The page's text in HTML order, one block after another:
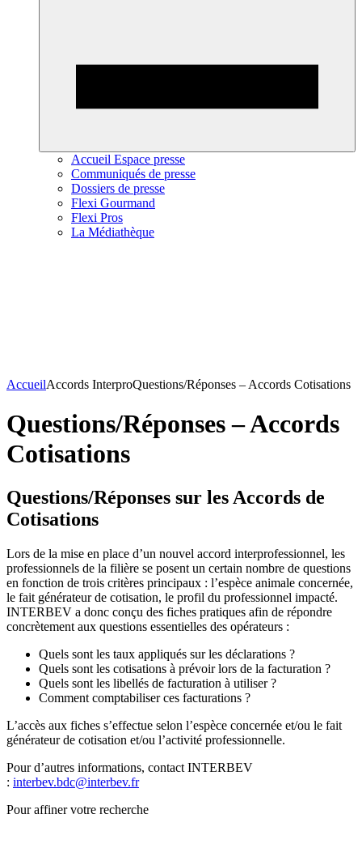
Accueil Espace presse
Communiqués de presse
Dossiers de presse
Flexi Gourmand
Flexi Pros
La Médiathèque
AccueilAccords InterproQuestions/Réponses – Accords Cotisations
Questions/Réponses – Accords
Cotisations
Questions/Réponses sur les Accords de
Cotisations
Lors de la mise en place d’un nouvel accord interprofessionnel, les
professionnels de la filière se posent un certain nombre de questions
en fonction de trois critères principaux : l’espèce animale concernée,
le fait générateur de cotisation, le profil du professionnel impacté.
INTERBEV a donc conçu des fiches pratiques afin de répondre
concrètement aux questions essentielles des opérateurs :
Quels sont les taux appliqués sur les déclarations ?
Quels sont les cotisations à prévoir lors de la facturation ?
Quels sont les libellés de facturation à utiliser ?
Comment comptabiliser ces facturations ?
L’accès aux fiches s’effectue selon l’espèce concernée et/ou le fait
générateur de cotisation et/ou l’activité professionnelle.
Pour d’autres informations, contact INTERBEV
: interbev.bdc@interbev.fr
Pour affiner votre recherche